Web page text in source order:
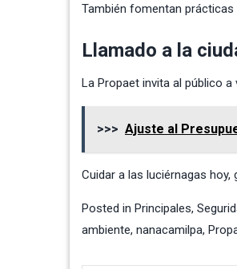
También fomentan
Llamado a la
La Propaet invita al público
>>> Ajuste al
Cuidar a las luciérnagas
Posted in Principales,
ambiente, nanacamilpa,